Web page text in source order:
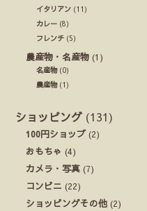
イタリアン (11)
カレー (8)
フレンチ (5)
農産物・名産物 (1)
名産物(0)
農産物(1)
ショッピング (131)
100円ショップ (2)
おもちゃ (4)
カメラ・写真 (7)
コンビニ (22)
ショッピングその他 (2)